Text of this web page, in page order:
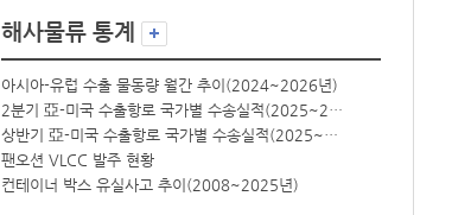
해사물류 통계
아시아-유럽 수출 물동량 월간 추이(2024~2026년)
2분기 亞-미국 수출항로 국가별 수송실적(2025~2026년)
상반기 亞-미국 수출항로 국가별 수송실적(2025~2026년)
팬오션 VLCC 발주 현황
컨테이너 박스 유실사고 추이(2008~2025년)